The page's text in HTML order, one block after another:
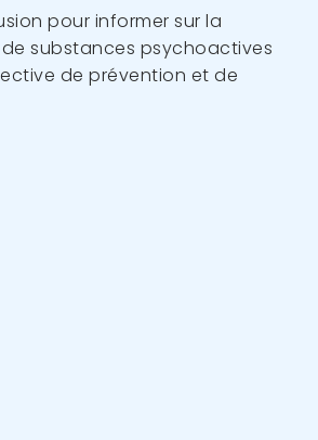
pour informer sur la
substances psychoactives
de prévention et de